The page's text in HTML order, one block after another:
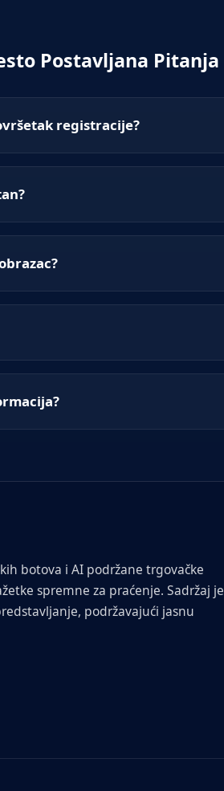
Postavljana Pitanja
registracije?
botova i AI podržane trgovačke
spremne za praćenje. Sadržaj je
podržavajući jasnu